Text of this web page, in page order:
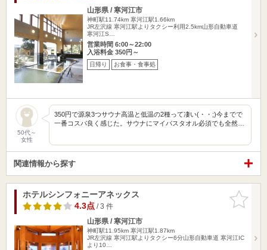
山形県 / 寒河江市
神町駅11.74km 寒河江駅1.66km
JR左沢線 寒河江駅よりタクシー利用2.5km山形自動車道
寒河江S…
営業時間 6:00～22:00
入浴料金 350円～
日帰り お食事・食事処
50代～
女性
350円で源泉3つサウナ高温と低温の2種って凄い(・・;)今までで
一番コスパ良く感じた。サウナにマイバスタオル必須でも全然…
関連情報から探す
お気に入
りに追加
ホテルシンフォニーアネックス
4.3点/ 3 件
山形県 / 寒河江市
神町駅11.95km 寒河江駅1.87km
JR左沢線 寒河江駅よりタクシー6分山形自動車道 寒河江IC
より10…